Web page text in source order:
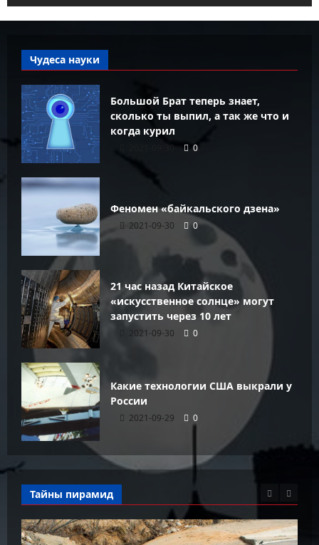
Чудеса науки
Большой Брат теперь знает,
сколько ты выпил, а так же что и
когда курил
2021-09-30 0
Феномен «байкальского дзена»
2021-09-30 0
21 час назад Китайское
«искусственное солнце» могут
запустить через 10 лет
2021-09-30 0
Какие технологии США выкрали у
России
2021-09-29 0
Тайны пирамид